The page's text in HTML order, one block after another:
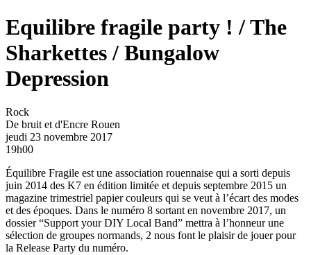
Equilibre fragile party ! / The
Sharkettes / Bungalow
Depression
Rock
De bruit et d'Encre Rouen
jeudi 23 novembre 2017
19h00
Équilibre Fragile est une association rouennaise qui a sorti depuis
juin 2014 des K7 en édition limitée et depuis septembre 2015 un
magazine trimestriel papier couleurs qui se veut à l’écart des modes
et des époques. Dans le numéro 8 sortant en novembre 2017, un
dossier “Support your DIY Local Band” mettra à l’honneur une
sélection de groupes normands, 2 nous font le plaisir de jouer pour
la Release Party du numéro.